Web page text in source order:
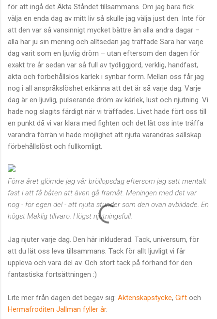
för att ingå det Äkta Ståndet tillsammans. Om jag bara fick
välja en enda dag av mitt liv så skulle jag välja just den. Inte för
att den var så vansinnigt mycket bättre än alla andra dagar –
alla har ju sin mening och alltsedan jag träffade Sara har varje
dag varit som en ljuvlig dröm – utan eftersom den dagen för
exakt tre år sedan var så full av tydliggjord, verklig, handfast,
äkta och förbehållslös kärlek i synbar form. Mellan oss får jag
nog i all anspråkslöshet erkänna att det är så varje dag. Varje
dag är en ljuvlig, pulserande dröm av kärlek, lust och njutning. Vi
hade nog slagits färdigt när vi träffades. Livet hade fört oss till
en punkt då vi var klara med fighten och det lät oss inte träffa
varandra förrän vi hade möjlighet att njuta varandras sällskap
förbehållslöst och fullkomligt.
Förra året glömde jag vår bröllopsdag eftersom jag satt mentalt
fast i att få båten att även gå framåt. Meningen med det var
nog - för egen del - att njuta stunder som den ovan avbildade. En
högst Maklig tillvaro. Högst njutningsfull.
Jag njuter varje dag. Den här inkluderad. Tack, universum, för
att du lät oss leva tillsammans. Tack för allt ljuvligt vi får
uppleva och vara del av. Och stort tack på förhand för den
fantastiska fortsättningen :)
Lite mer från dagen det begav sig: Äktenskapstycke, Gift och
Hermafroditen Jallman fyller år.